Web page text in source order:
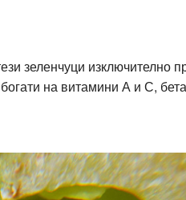
зеленчуци изключително
на витамини А и С,